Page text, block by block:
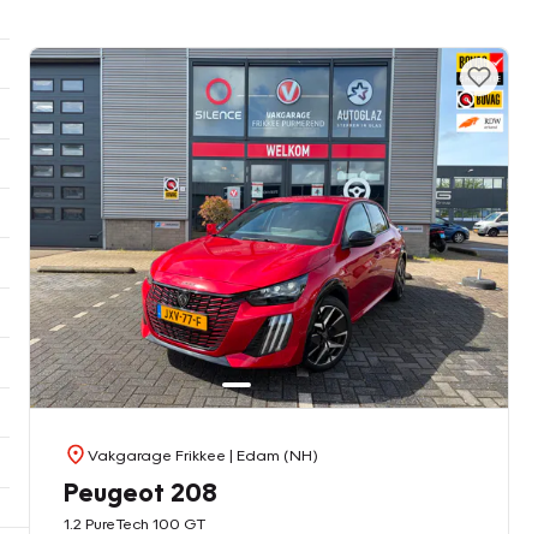
Vakgarage Frikkee | Edam (NH)
Peugeot 208
1.2 PureTech 100 GT